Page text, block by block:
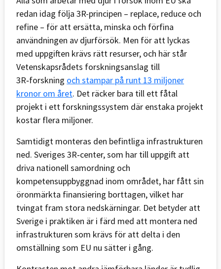
redan idag följa 3R-principen – replace, reduce och
refine – för att ersätta, minska och förfina
användningen av djurförsök. Men för att lyckas
med uppgiften krävs rätt resurser, och här står
Vetenskapsrådets forskningsanslag till
3R‑forskning och stampar på runt 13 miljoner
kronor om året. Det räcker bara till ett fåtal
projekt i ett forskningssystem där enstaka projekt
kostar flera miljoner.
Samtidigt monteras den befintliga infrastrukturen
ned. Sveriges 3R‑center, som har till uppgift att
driva nationell samordning och
kompetensuppbyggnad inom området, har fått sin
öronmärkta finansiering borttagen, vilket har
tvingat fram stora nedskärningar. Det betyder att
Sverige i praktiken är i färd med att montera ned
infrastrukturen som krävs för att delta i den
omställning som EU nu sätter i gång.